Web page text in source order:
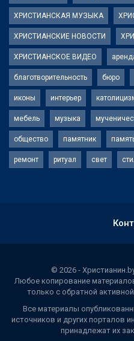
ХРИСТИАНСКАЯ МУЗЫКА
ХРИСТИАНСКИЕ НОВОСТИ
ХРИСТИАНСКОЕ ВИДЕО
благотворительность бюро
иконы интерьер
мебель музыка
общество памятник
ремонт ритуал свет
© 2026 -
Любое копирование
только с обратной
Все материалы
источников и других порталов
принадлежат их